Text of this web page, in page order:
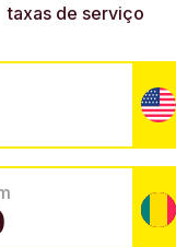
taxas de serviço